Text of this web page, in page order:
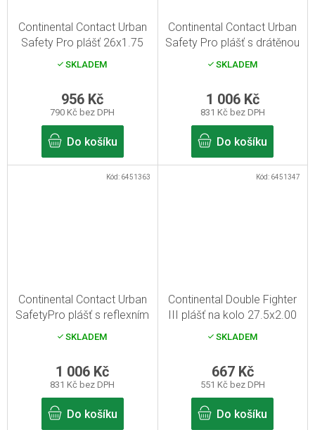
Continental Contact Urban
Safety Pro plášť 26x1.75
černý Reflex E50
SKLADEM
790 Kč bez DPH
956 Kč
Do košíku
Continental Contact Urban
Safety Pro plášť s drátěnou
patkou 28x2.50 černý
SKLADEM
831 Kč bez DPH
1 006 Kč
Do košíku
Continental Contact Urban
SafetyPro plášť s reflexním
pruhem 27.5x2.20 černý
SKLADEM
831 Kč bez DPH
1 006 Kč
Do košíku
Kód: 6451363
Continental Double Fighter
III plášť na kolo 27.5x2.00
černá
SKLADEM
551 Kč bez DPH
667 Kč
Do košíku
Kód: 6451347